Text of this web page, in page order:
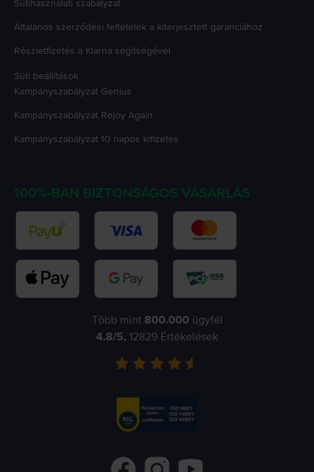
Sütihasználati szabályzat
Általános szerződési feltételek a kiterjesztett garanciához
Részletfizetés a Klarna segítségével
Süti beállítások
Kampányszabályzat Genius
Kampányszabályzat Rejoy Again
Kampányszabályzat 10 napos kifizetés
100%-BAN BIZTONSÁGOS VÁSÁRLÁS
Több mint 800.000 ügyfél
4.8/5, 12829 Értékelések